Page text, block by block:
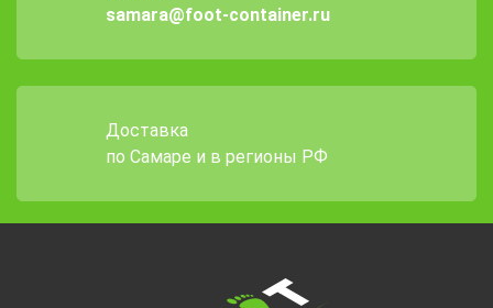
samara@foot-container.ru
Доставка
по Самаре и в регионы РФ